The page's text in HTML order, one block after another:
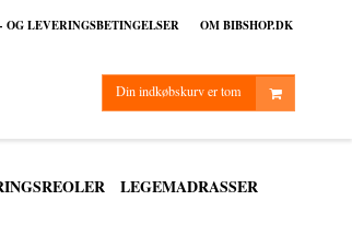
OG LEVERINGSBETINGELSER OM BIBSHOP.DK
Din indkøbskurv er tom
LEGEMADRASSER